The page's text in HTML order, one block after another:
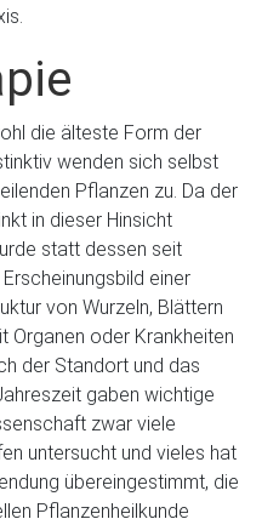
die älteste Form der
wenden sich selbst
Pflanzen zu. Da der
in dieser Hinsicht
statt dessen seit
einer
von Wurzeln, Blättern
Organen oder Krankheiten
der Standort und das
gaben wichtige
zwar viele
untersucht und vieles hat
übereingestimmt, die
Pflanzenheilkunde